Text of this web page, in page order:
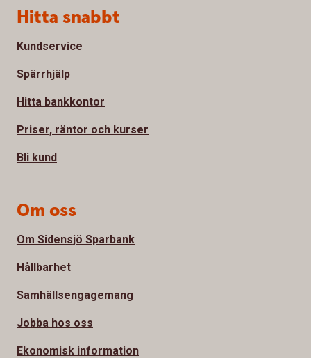
Sidfot
Hitta snabbt
Kundservice
Spärrhjälp
Hitta bankkontor
Priser, räntor och kurser
Bli kund
Om oss
Om Sidensjö Sparbank
Hållbarhet
Samhällsengagemang
Jobba hos oss
Ekonomisk information